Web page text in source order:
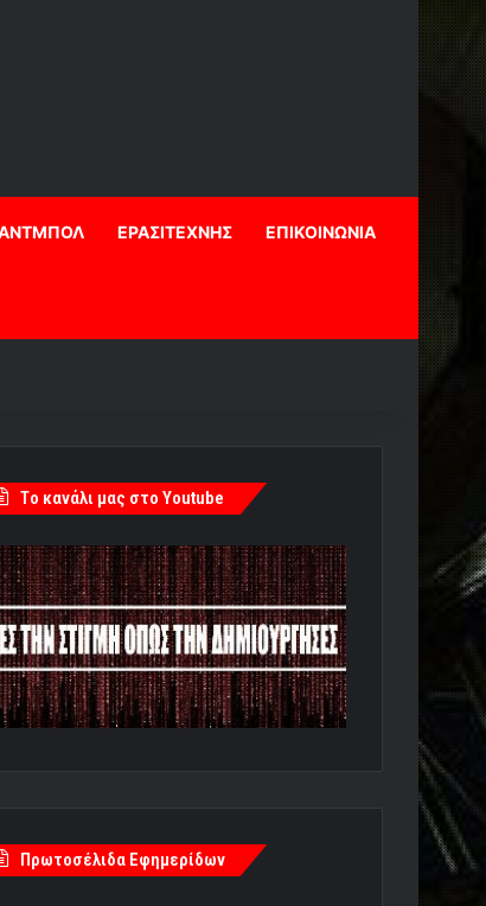
ΕΡΑΣΙΤΕΧΝΗΣ ΕΠΙΚΟΙΝΩΝΙΑ
Tο κανάλι μας στο Youtube
Πρωτοσέλιδα Εφημερίδων